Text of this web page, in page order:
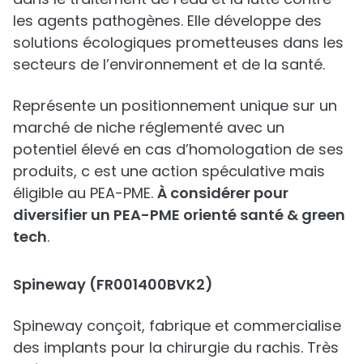
les agents pathogènes. Elle développe des
solutions écologiques prometteuses dans les
secteurs de l’environnement et de la santé.
Représente un positionnement unique sur un
marché de niche réglementé avec un
potentiel élevé en cas d’homologation de ses
produits, c est une action spéculative mais
éligible au PEA-PME. À considérer pour
diversifier un PEA-PME orienté santé & green
tech.
Spineway (FR001400BVK2)
Spineway conçoit, fabrique et commercialise
des implants pour la chirurgie du rachis. Très